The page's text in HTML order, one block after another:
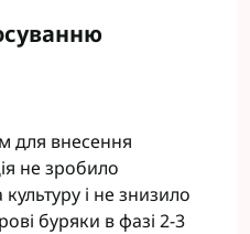
для внесення
не зробило
і не знизило
буряки в фазі 2-3